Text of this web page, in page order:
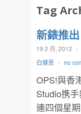
Tag
新錶推
19 2 月, 2012 -
白健恩 - no
OPS!與香
Studio携
連四個星